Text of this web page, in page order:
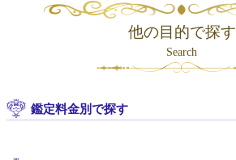
他の目的で探す
Search
鑑定料金別で探す